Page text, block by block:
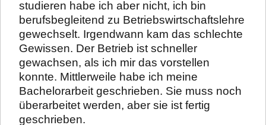
studieren habe ich aber nicht, ich bin
berufsbegleitend zu Betriebswirtschaftslehre
gewechselt. Irgendwann kam das schlechte
Gewissen. Der Betrieb ist schneller
gewachsen, als ich mir das vorstellen
konnte. Mittlerweile habe ich meine
Bachelorarbeit geschrieben. Sie muss noch
überarbeitet werden, aber sie ist fertig
geschrieben.